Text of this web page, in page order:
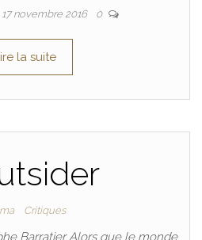
17 novembre 2016 0
la suite
Critiques
Barratier Alors que le monde